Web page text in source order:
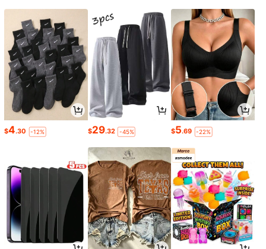
$4.30 -12% $29.32 -45% $5.69 -22%